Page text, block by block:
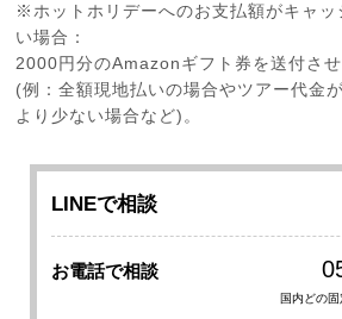
※ホットホリデーへのお支払額がキャッ
い場合：
2000円分のAmazonギフト券を送付さ
(例：全額現地払いの場合やツアー代金
より少ない場合など)。
LINEで相談
お電話で相談
国内どの